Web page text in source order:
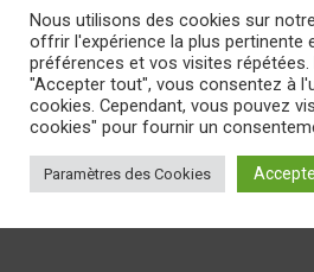
Nous utilisons des cookies sur
offrir l'expérience la plus pertinente
préférences et vos visites répétées.
"Accepter tout", vous consentez à
cookies. Cependant, vous pouvez
cookies" pour fournir un
Paramètres des Cookies